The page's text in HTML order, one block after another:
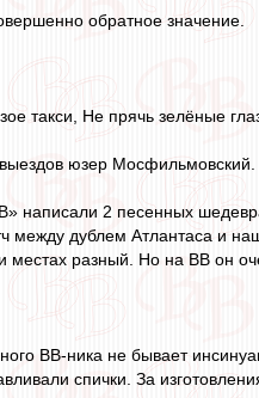
обратное значение.
такси, Не прячь зелёные
юзер Мосфильмовский.
написали 2 песенных
между дублем Атлантаса и
местах разный. Но на ВВ он
ВВ-ника не бывает
спички. За